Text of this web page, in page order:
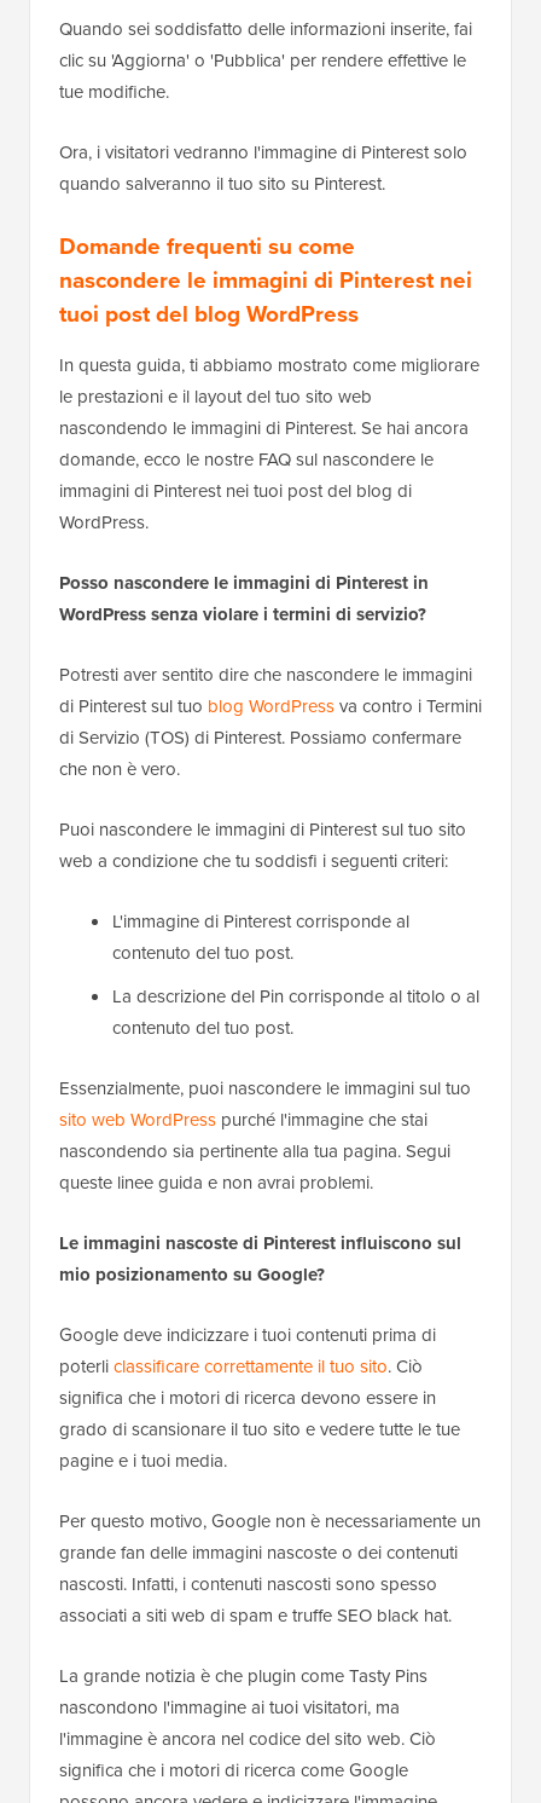
Quando sei soddisfatto delle informazioni inserite, fai
clic su 'Aggiorna' o 'Pubblica' per rendere effettive le
tue modifiche.
Ora, i visitatori vedranno l'immagine di Pinterest solo
quando salveranno il tuo sito su Pinterest.
Domande frequenti su come
nascondere le immagini di Pinterest nei
tuoi post del blog WordPress
In questa guida, ti abbiamo mostrato come migliorare
le prestazioni e il layout del tuo sito web
nascondendo le immagini di Pinterest. Se hai ancora
domande, ecco le nostre FAQ sul nascondere le
immagini di Pinterest nei tuoi post del blog di
WordPress.
Posso nascondere le immagini di Pinterest in
WordPress senza violare i termini di servizio?
Potresti aver sentito dire che nascondere le immagini
di Pinterest sul tuo blog WordPressva contro i Termini
di Servizio (TOS) di Pinterest. Possiamo confermare
che non è vero.
Puoi nascondere le immagini di Pinterest sul tuo sito
web a condizione che tu soddisfi i seguenti criteri:
L'immagine di Pinterest corrisponde al
contenuto del tuo post.
La descrizione del Pin corrisponde al titolo o al
contenuto del tuo post.
Essenzialmente, puoi nascondere le immagini sul tuo
sito web WordPress purché l'immagine che stai
nascondendo sia pertinente alla tua pagina. Segui
queste linee guida e non avrai problemi.
Le immagini nascoste di Pinterest influiscono sul
mio posizionamento su Google?
Google deve indicizzare i tuoi contenuti prima di
poterliclassificare correttamente il tuo sito. Ciò
significa che i motori di ricerca devono essere in
grado di scansionare il tuo sito e vedere tutte le tue
pagine e i tuoi media.
Per questo motivo, Google non è necessariamente un
grande fan delle immagini nascoste o dei contenuti
nascosti. Infatti, i contenuti nascosti sono spesso
associati a siti web di spam e truffe SEO black hat.
La grande notizia è che plugin come Tasty Pins
nascondono l'immagine ai tuoi visitatori, ma
l'immagine è ancora nel codice del sito web. Ciò
significa che i motori di ricerca come Google